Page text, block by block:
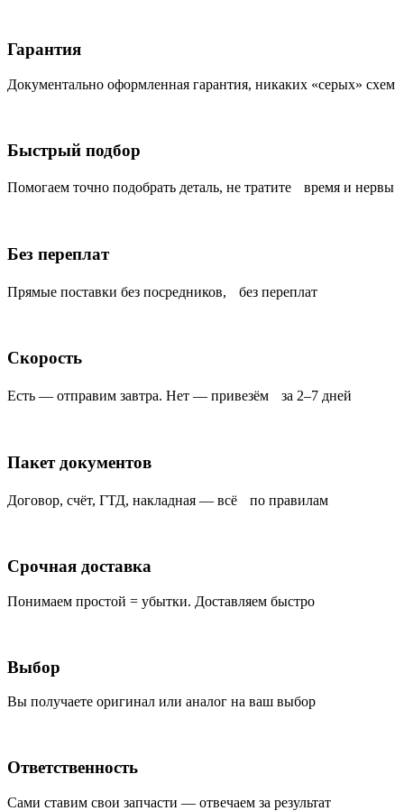
Гарантия
Документально оформленная гарантия, никаких «серых» схем
Быстрый подбор
Помогаем точно подобрать деталь, не тратите время и нервы
Без переплат
Прямые поставки без посредников, без переплат
Скорость
Есть — отправим завтра. Нет — привезём за 2–7 дней
Пакет документов
Договор, счёт, ГТД, накладная — всё по правилам
Срочная доставка
Понимаем простой = убытки. Доставляем быстро
Выбор
Вы получаете оригинал или аналог на ваш выбор
Ответственность
Сами ставим свои запчасти — отвечаем за результат